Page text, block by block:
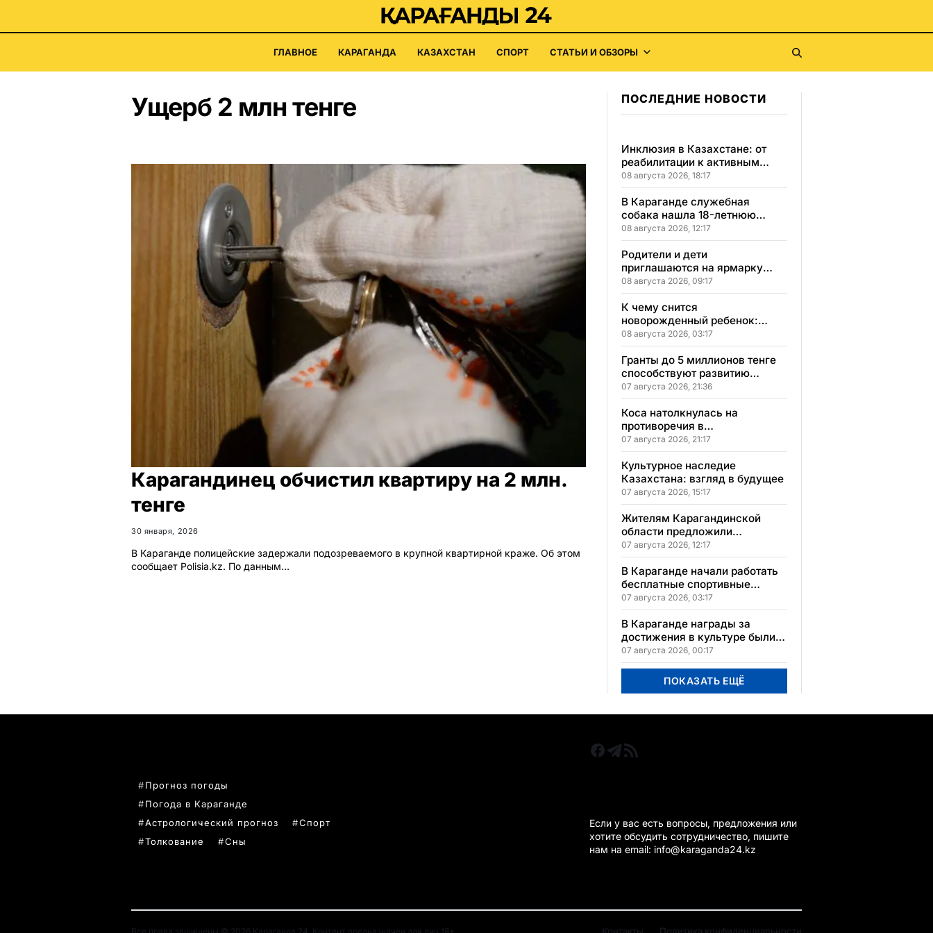
ГЛАВНОЕ КАРАГАНДА КАЗАХСТАН СПОРТ СТАТЬИ И ОБЗОРЫ
Ущерб 2 млн тенге
Карагандинец обчистил квартиру на 2 млн.
тенге
30 января, 2026
В Караганде полицейские задержали подозреваемого в крупной квартирной краже. Об этом
сообщает Polisia.kz. По данным…
ПОСЛЕДНИЕ НОВОСТИ
Инклюзия в Казахстане: от
реабилитации к активным
победам и самостоятельности
08 августа 2026, 18:17
В Караганде служебная
собака нашла 18-летнюю
девушку, пропавшую после
свидания
08 августа 2026, 12:17
Родители и дети
приглашаются на ярмарку
школьной одежды в
Казахстане
08 августа 2026, 09:17
К чему снится
новорожденный ребенок:
сонник, толкование и
значение сна
08 августа 2026, 03:17
Гранты до 5 миллионов тенге
способствуют развитию
социального бизнеса в
Карагандинской области
07 августа 2026, 21:36
Коса натолкнулась на
противоречия в
Карагандинской области
07 августа 2026, 21:17
Культурное наследие
Казахстана: взгляд в будущее
07 августа 2026, 15:17
Жителям Карагандинской
области предложили
бесплатное обучение с
гарантией трудоустройства
07 августа 2026, 12:17
В Караганде начали работать
бесплатные спортивные
секции для детей с
инвалидностью
07 августа 2026, 03:17
В Караганде награды за
достижения в культуре были
вручены 5 лауреатам
07 августа 2026, 00:17
ПОКАЗАТЬ ЕЩЁ
Прогноз погоды
Погода в Караганде
Астрологический прогноз
Спорт
Толкование
Сны
Если у вас есть вопросы, предложения или
хотите обсудить сотрудничество, пишите
нам на email: info@karaganda24.kz
Все права защищены © 2026 Караганда 24. Контент предназначен для лиц 18+.